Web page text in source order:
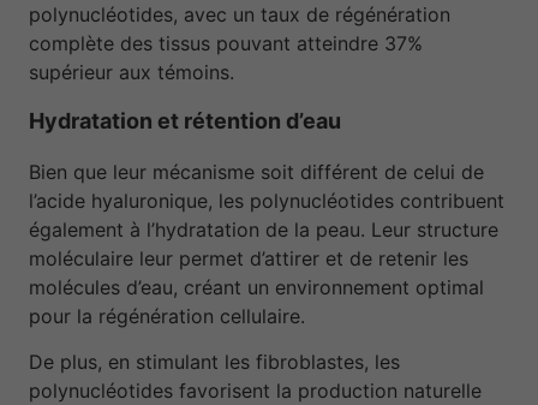
polynucléotides, avec un taux de régénération
complète des tissus pouvant atteindre 37%
supérieur aux témoins.
Hydratation et rétention d’eau
Bien que leur mécanisme soit différent de celui de
l’acide hyaluronique, les polynucléotides contribuent
également à l’hydratation de la peau. Leur structure
moléculaire leur permet d’attirer et de retenir les
molécules d’eau, créant un environnement optimal
pour la régénération cellulaire.
De plus, en stimulant les fibroblastes, les
polynucléotides favorisent la production naturelle